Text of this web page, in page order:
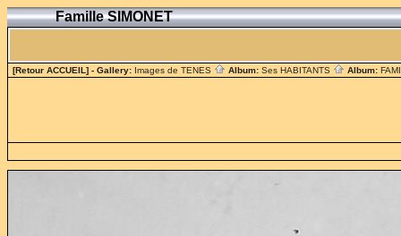
Famille SIMONET
[Retour ACCUEIL] - Gallery: Images de TENES Album: Ses HABITANTS Album: